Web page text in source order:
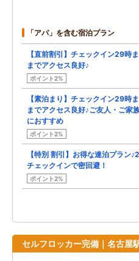
「アパ」を含む宿泊プラン
【直前割引】チェックイン29時
までアクセス良好♪
ポイント2%
【素泊まり】チェックイン29時
までアクセス良好♪ご友人・ご家
におすすめ
ポイント2%
【特別 割引】お得な連泊プラン
チェックインで密回避！
ポイント2%
セルフロッカー完備｜名古屋